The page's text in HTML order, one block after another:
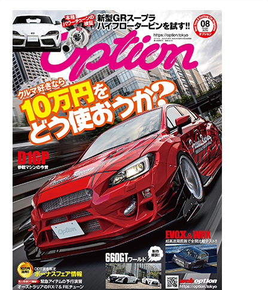
【新
刊
案
内】
オ
プ
シ
ョ
ン
2020
年
8
月
号
6/26
発
売